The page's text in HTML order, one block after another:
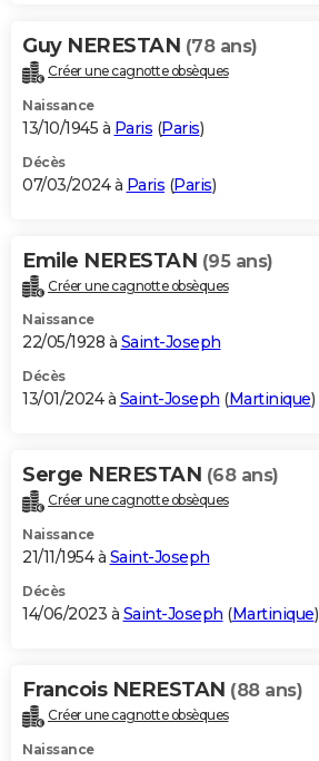
Guy NERESTAN (78 ans)
Créer une cagnotte obsèques
Naissance
13/10/1945 à Paris (Paris)
Décès
07/03/2024 à Paris (Paris)
Emile NERESTAN (95 ans)
Créer une cagnotte obsèques
Naissance
22/05/1928 à Saint-Joseph
Décès
13/01/2024 à Saint-Joseph (Martinique)
Serge NERESTAN (68 ans)
Créer une cagnotte obsèques
Naissance
21/11/1954 à Saint-Joseph
Décès
14/06/2023 à Saint-Joseph (Martinique)
Francois NERESTAN (88 ans)
Créer une cagnotte obsèques
Naissance